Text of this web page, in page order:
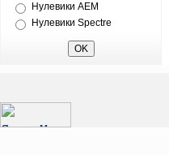
Нулевики AEM
Нулевики Spectre